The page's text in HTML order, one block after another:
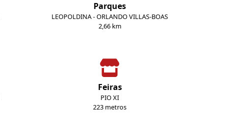
Parques
LEOPOLDINA - ORLANDO VILLAS-BOAS
2,66 km
Feiras
PIO XI
223 metros